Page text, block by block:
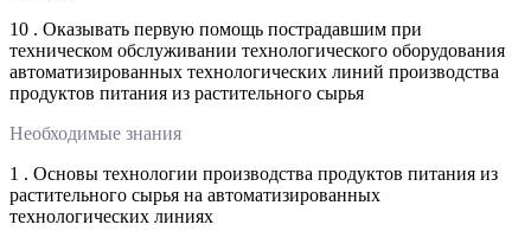
10 . Оказывать первую помощь пострадавшим при
техническом обслуживании технологического оборудования
автоматизированных технологических линий производства
продуктов питания из растительного сырья
Необходимые знания
1 . Основы технологии производства продуктов питания из
растительного сырья на автоматизированных
технологических линиях